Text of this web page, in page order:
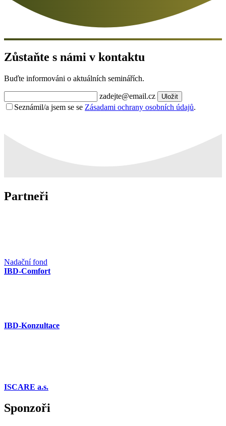
Zůstaňte s námi v kontaktu
Buďte informováni o aktuálních seminářích.
zadejte@email.cz Uložit
Seznámil/a jsem se se Zásadami ochrany osobních údajů.
Partneři
Nadační fond
IBD-Comfort
IBD-Konzultace
ISCARE a.s.
Sponzoři